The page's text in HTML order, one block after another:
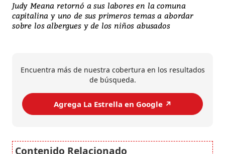
Judy Meana retornó a sus labores en la comuna
capitalina y uno de sus primeros temas a abordar
sobre los albergues y de los niños abusados
Encuentra más de nuestra cobertura en los resultados
de búsqueda.
Agrega La Estrella en Google ↗️